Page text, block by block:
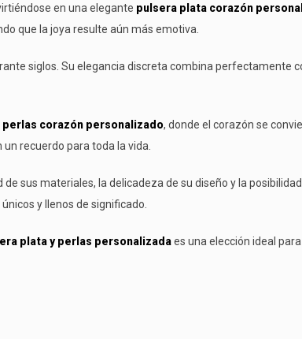
en una elegante pulsera plata corazón
que la joya resulte aún más emotiva.
siglos. Su elegancia discreta combina perfectamente
perlas corazón personalizado, donde el corazón se
recuerdo para toda la vida.
de sus materiales, la delicadeza de su diseño y la
y llenos de significado.
plata y perlas personalizadaes una elección ideal